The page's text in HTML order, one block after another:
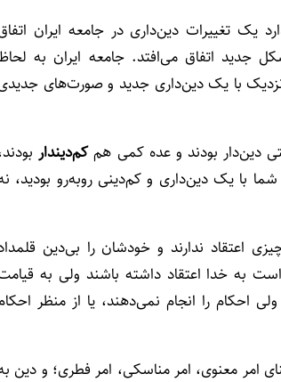
یک تغییرات دین‌داری در جامعه ایران
جدید اتفاق می‌افتد. جامعه ایران به
نزدیک با یک دین‌داری جدید و صورت‌های
دین‌دار بودند و عده کمی همکم‌دیندار
با یک دین‌داری و کم‌دینی روبه‌رو بودید،
اعتقاد ندارند و خودشان را بی‌دین
به خدا اعتقاد داشته باشند ولی به
احکام را انجام نمی‌دهند، یا از منظر
معنوی، امر مناسکی، امر فطری؛ و دین